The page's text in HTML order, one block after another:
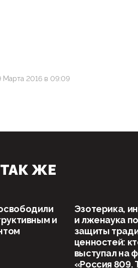
Марта 2016 в 09:09
ЖЕ
и
Эзотерика,
и лженаука
защиты
ценностей:
выступал на
«Россия 809.